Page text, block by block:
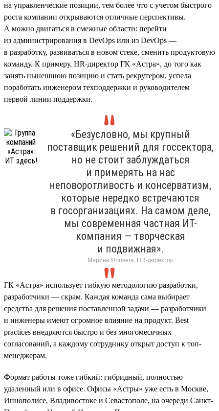
на управленческие позиции, тем более что с учетом быстрого
роста компании открываются отличные перспективы.
А можно двигаться в смежные области: перейти
из администрирования в DevOps или из DevOps —
в разработку, развиваться в новом стеке, сменить продуктовую
команду. К примеру, HR-директор ГК «Астра», до того как
занять нынешнюю позицию и стать рекрутером, успела
поработать инженером техподдержки и руководителем
первой линии поддержки.
«Безусловно, мы крупный
поставщик решений для госсектора,
но не стоит заблуждаться
и примерять на нас
неповоротливость и консерватизм,
которые нередко встречаются
в госорганизациях. На самом деле,
мы современная частная ИТ-
компания — творческая
и подвижная».
Марина Яловега, HR-директор
ГК «Астра» использует гибкую методологию разработки,
разработчики — скрам. Каждая команда сама выбирает
средства для решения поставленной задачи — разработчики
и инженеры имеют огромное влияние на продукт. Best
practices внедряются быстро и без многомесячных
согласований, а каждому сотруднику открыт доступ к топ-
менеджерам.
Формат работы тоже гибкий: гибридный, полностью
удаленный или в офисе. Офисы «Астры» уже есть в Москве,
Иннополисе, Владивостоке и Севастополе, на очереди Санкт-